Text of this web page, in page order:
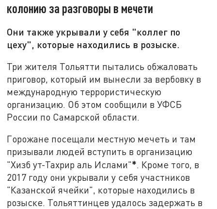
колонию за разговоры в мечети
Они также укрывали у себя "коллег по
цеху", которые находились в розыске.
Три жителя Тольятти пытались обжаловать
приговор, который им вынесли за вербовку в
международную террористическую
организацию. Об этом сообщили в УФСБ
России по Самарской области.
Горожане посещали местную мечеть и там
призывали людей вступить в организацию
"Хизб ут-Тахрир аль Ислами"*. Кроме того, в
2017 году они укрывали у себя участников
"Казанской ячейки", которые находились в
розыске. Тольяттинцев удалось задержать в